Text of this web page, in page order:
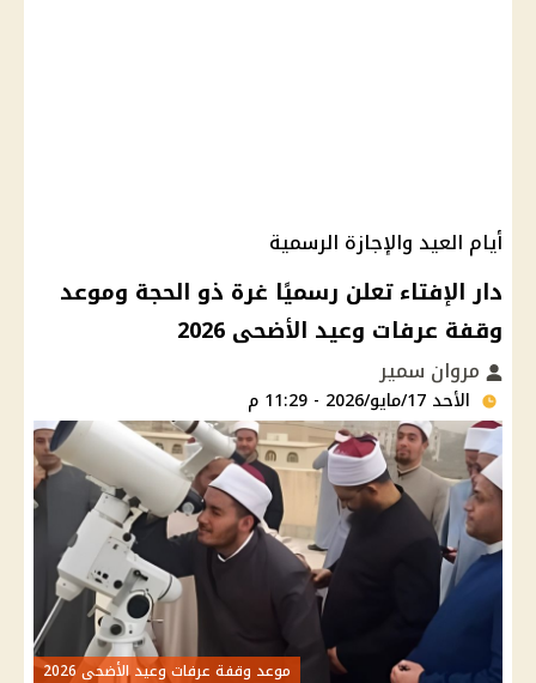
أيام العيد والإجازة الرسمية
دار الإفتاء تعلن رسميًا غرة ذو الحجة وموعد
وقفة عرفات وعيد الأضحى 2026
مروان سمير
الأحد 17/مايو/2026 - 11:29 م
موعد وقفة عرفات وعيد الأضحى 2026